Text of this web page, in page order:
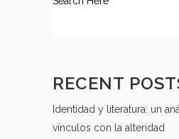
RECENT
Identidad y literatura: un
vínculos con la alteridad